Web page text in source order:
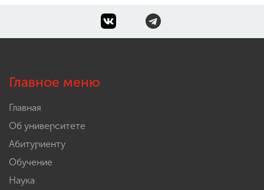
Главное меню
Главная
Об университете
Абитуриенту
Обучение
Наука